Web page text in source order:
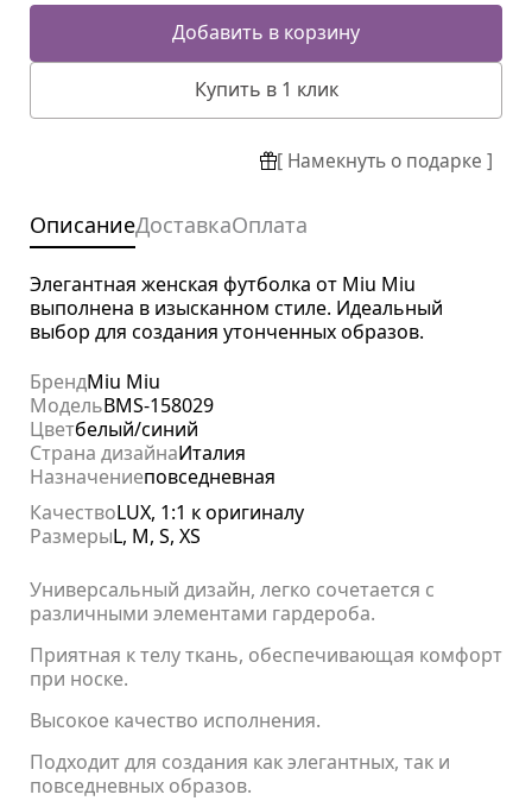
Добавить в корзину
Купить в 1 клик
[ Намекнуть о подарке ]
ОписаниеДоставкаОплата
Элегантная женская футболка от Miu Miu
выполнена в изысканном стиле. Идеальный
выбор для создания утонченных образов.
БрендMiu Miu
МодельBMS-158029
Цветбелый/синий
Страна дизайнаИталия
Назначениеповседневная
КачествоLUX, 1:1 к оригиналу
РазмерыL, M, S, XS
Универсальный дизайн, легко сочетается с
различными элементами гардероба.
Приятная к телу ткань, обеспечивающая комфорт
при носке.
Высокое качество исполнения.
Подходит для создания как элегантных, так и
повседневных образов.